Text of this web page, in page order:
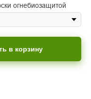
огнебиозащитой
в корзину